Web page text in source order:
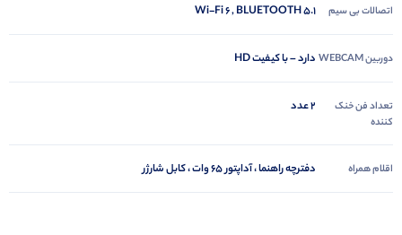
اتصالات بی سیم Wi-Fi 6 , BLUETOOTH 5.1
دوربین WEBCAM دارد – با کیفیت HD
تعداد فن خنک
کننده
2 عدد
اقلام همراه دفترچه راهنما ، آداپتور 65 وات ، کابل شارژر